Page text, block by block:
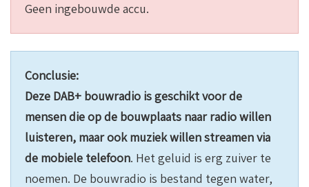
Geen ingebouwde accu.
Conclusie:
Deze DAB+ bouwradio is geschikt voor de
mensen die op de bouwplaats naar radio willen
luisteren, maar ook muziek willen streamen via
de mobiele telefoon. Het geluid is erg zuiver te
noemen. De bouwradio is bestand tegen water,